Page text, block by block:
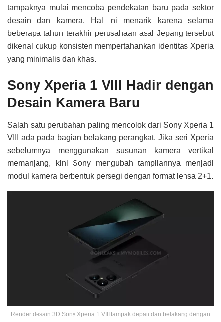
tampaknya mulai mencoba pendekatan baru pada sektor
desain dan kamera. Hal ini menarik karena selama
beberapa tahun terakhir perusahaan asal Jepang tersebut
dikenal cukup konsisten mempertahankan identitas Xperia
yang minimalis dan khas.
Sony Xperia 1 VIII Hadir dengan
Desain Kamera Baru
Salah satu perubahan paling mencolok dari Sony Xperia 1
VIII ada pada bagian belakang perangkat. Jika seri Xperia
sebelumnya menggunakan susunan kamera vertikal
memanjang, kini Sony mengubah tampilannya menjadi
modul kamera berbentuk persegi dengan format lensa 2+1.
Render desain 3D Sony Xperia 1 VIII tampak depan dan belakang dengan